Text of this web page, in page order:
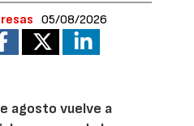
05/08/2026
agosto vuelve a